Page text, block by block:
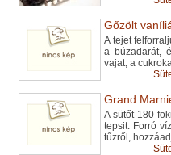
Gőzölt
A tejet
a búzadarát,
vajat, a
Grand
A sütőt 180
tepsit. Forró
tűzről,